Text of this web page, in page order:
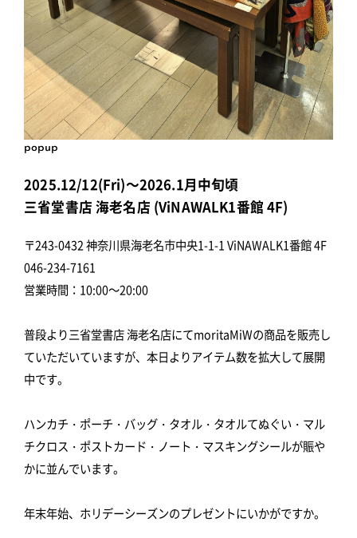
popup
2025.12/12(Fri)～2026.1月中旬頃
三省堂書店 海老名店 (ViNAWALK1番館 4F)
〒243-0432 神奈川県海老名市中央1-1-1 ViNAWALK1番館 4F
046-234-7161
営業時間：10:00～20:00
普段より三省堂書店 海老名店にてmoritaMiWの商品を販売し
ていただいていますが、本日よりアイテム数を拡大して展開
中です。
ハンカチ・ポーチ・バッグ・タオル・タオルてぬぐい・マル
チクロス・ポストカード・ノート・マスキングシールが賑や
かに並んでいます。
年末年始、ホリデーシーズンのプレゼントにいかがですか。